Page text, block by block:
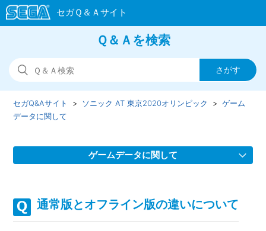
Ｑ＆Ａを検索
セガQ&Aサイト ソニック AT 東京2020オリンピック
ゲーム
データに関して
ゲームデータに関して
退会・アカウントを削除したい
通常版とオフライン版の違いについて